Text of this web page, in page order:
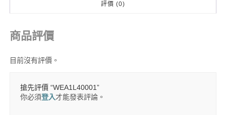
評價 (0)
商品評價
目前沒有評價。
搶先評價 “WEA1L40001”
你必須登入才能發表評論。